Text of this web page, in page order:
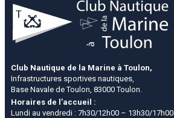
Club Nautique de la Marine à Toulon,
Infrastructures sportives nautiques,
Base Navale de Toulon, 83000 Toulon.
Horaires de l’accueil :
Lundi au vendredi : 7h30/12h00 – 13h30/17h00